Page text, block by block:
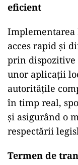
eficient
Implementarea
acces rapid și
prin dispozitive
unor aplicații
autoritățile
în timp real,
și asigurând o
respectării
Termen de